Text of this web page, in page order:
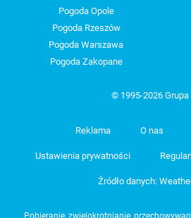
Pogoda Opole
Pogoda Rzeszów
Pogoda Warszawa
Pogoda Zakopane
© 1995-2026 Grupa
Reklama O nas
Ustawienia prywatności
Źródło danych:
Pobieranie, zwielokrotnianie,